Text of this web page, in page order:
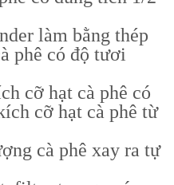
làm bằng thép
phê có độ tươi
cỡ hạt cà phê có
cỡ hạt cà phê từ
cà phê xay ra tự